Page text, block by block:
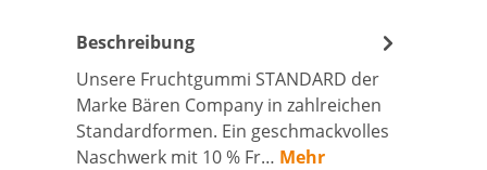
Beschreibung
Unsere Fruchtgummi STANDARD der
Marke Bären Company in zahlreichen
Standardformen. Ein geschmackvolles
Naschwerk mit 10 % Fr… Mehr